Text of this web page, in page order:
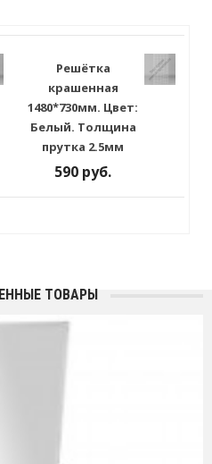
Решётка
крашенная
1480*730мм. Цвет:
Белый. Толщина
прутка 2.5мм
590 руб.
ТОВАРЫ